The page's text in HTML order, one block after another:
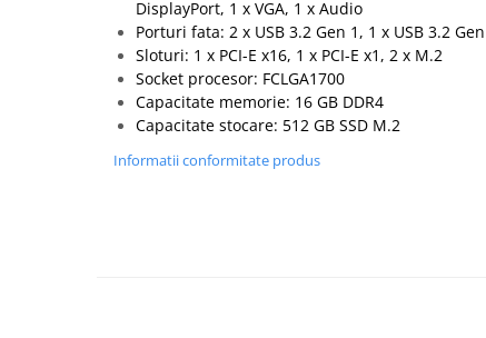
DisplayPort, 1 x VGA, 1 x Audio
Porturi fata: 2 x USB 3.2 Gen 1, 1 x USB 3.2
Sloturi: 1 x PCI-E x16, 1 x PCI-E x1, 2 x M.2
Socket procesor: FCLGA1700
Capacitate memorie: 16 GB DDR4
Capacitate stocare: 512 GB SSD M.2
Informatii conformitate produs